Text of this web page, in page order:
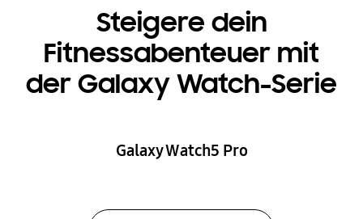
Steigere dein
Fitnessabenteuer mit
der Galaxy Watch-Serie
Galaxy Watch5 Pro